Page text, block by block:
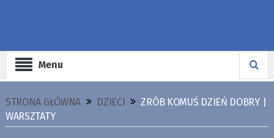
Menu
STRONA GŁÓWNA DZIECI
ZRÓB KOMUŚ DZIEŃ DOBRY |
WARSZTATY